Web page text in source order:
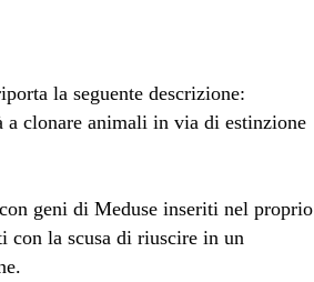
la seguente descrizione:
a clonare animali in via di estinzione
geni di Meduse inseriti nel proprio
con la scusa di riuscire in un